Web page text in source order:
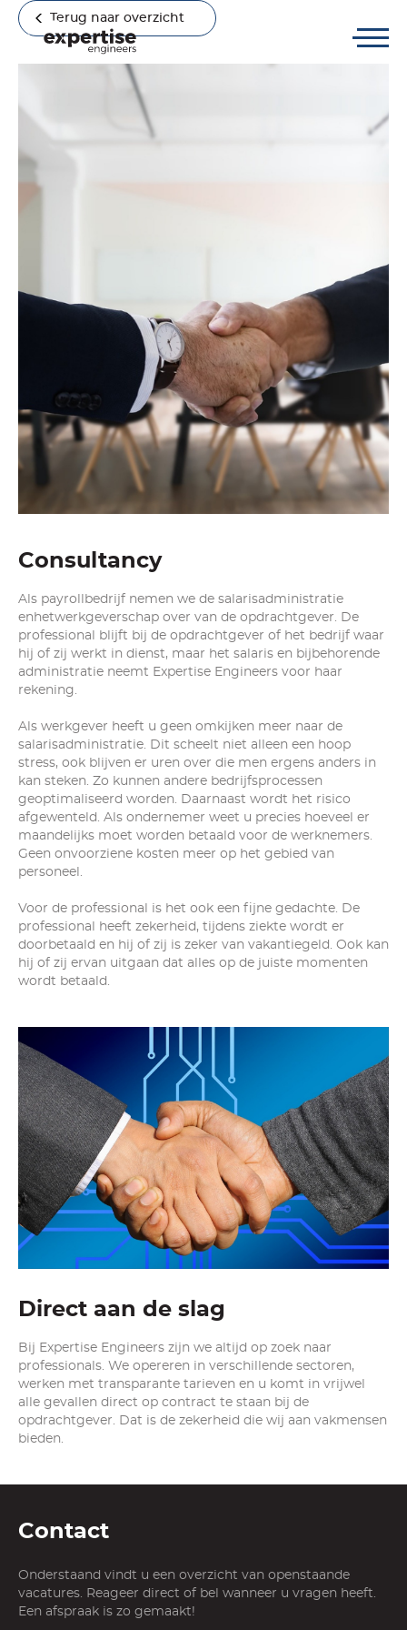
Terug naar overzicht
Consultancy
Als payrollbedrijf nemen we de salarisadministratie
enhetwerkgeverschap over van de opdrachtgever. De
professional blijft bij de opdrachtgever of het bedrijf waar
hij of zij werkt in dienst, maar het salaris en bijbehorende
administratie neemt Expertise Engineers voor haar
rekening.
Als werkgever heeft u geen omkijken meer naar de
salarisadministratie. Dit scheelt niet alleen een hoop
stress, ook blijven er uren over die men ergens anders in
kan steken. Zo kunnen andere bedrijfsprocessen
geoptimaliseerd worden. Daarnaast wordt het risico
afgewenteld. Als ondernemer weet u precies hoeveel er
maandelijks moet worden betaald voor de werknemers.
Geen onvoorziene kosten meer op het gebied van
personeel.
Voor de professional is het ook een fijne gedachte. De
professional heeft zekerheid, tijdens ziekte wordt er
doorbetaald en hij of zij is zeker van vakantiegeld. Ook kan
hij of zij ervan uitgaan dat alles op de juiste momenten
wordt betaald.
Direct aan de slag
Bij Expertise Engineers zijn we altijd op zoek naar
professionals. We opereren in verschillende sectoren,
werken met transparante tarieven en u komt in vrijwel
alle gevallen direct op contract te staan bij de
opdrachtgever. Dat is de zekerheid die wij aan vakmensen
bieden.
Contact
Onderstaand vindt u een overzicht van openstaande
vacatures. Reageer direct of bel wanneer u vragen heeft.
Een afspraak is zo gemaakt!